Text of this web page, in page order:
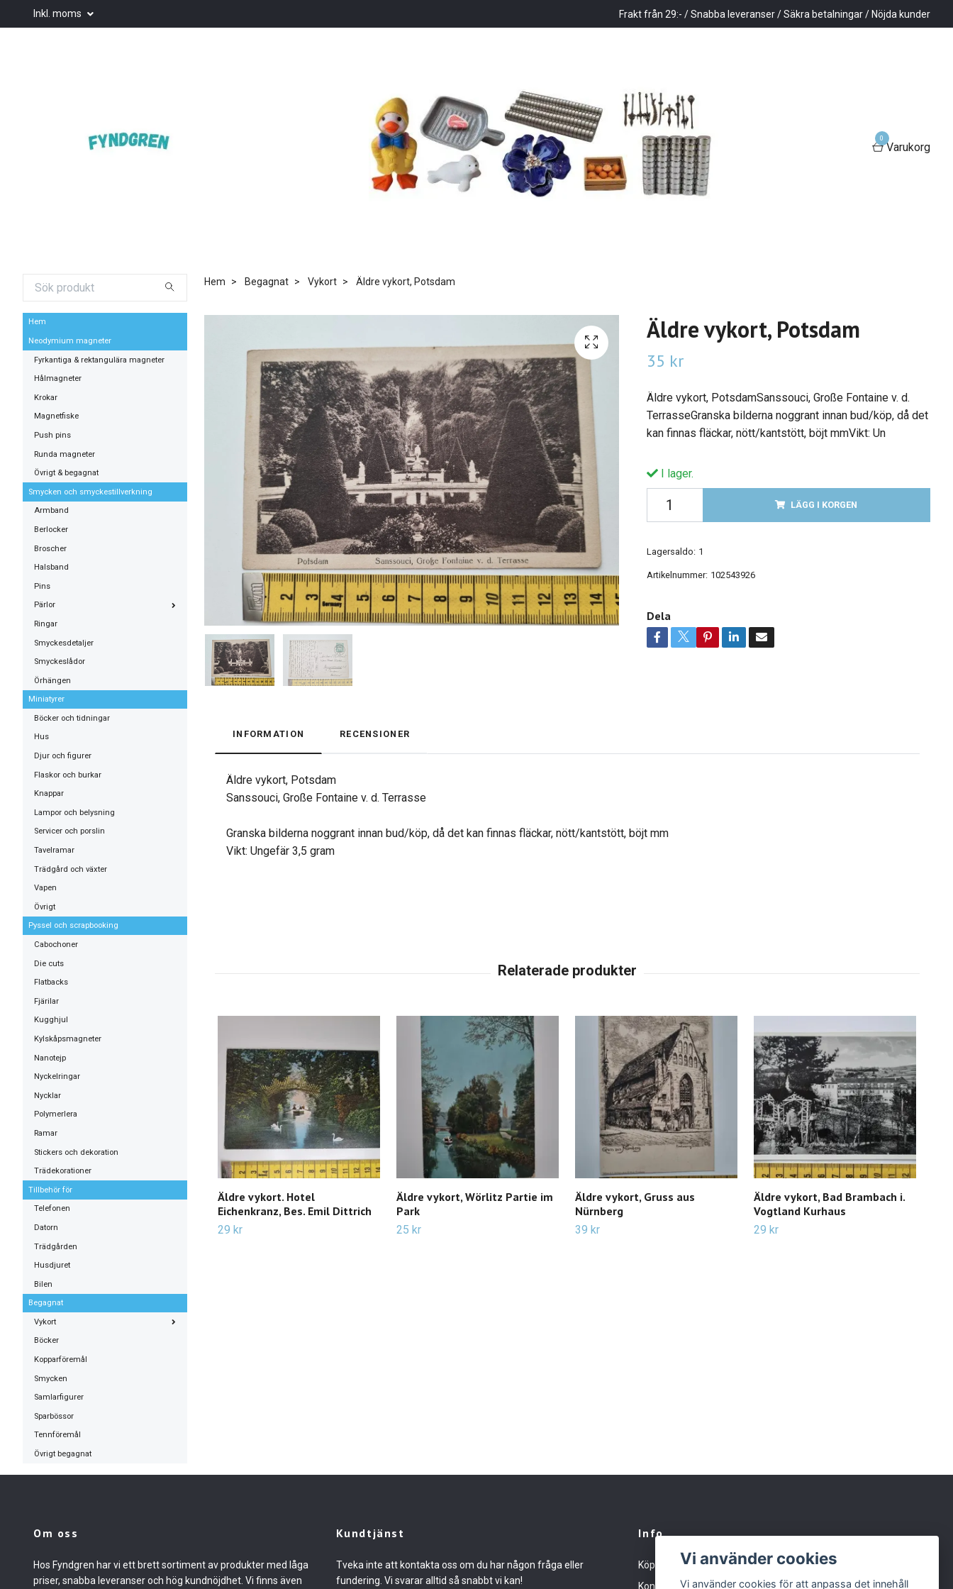
Inkl. moms Frakt från 29:- / Snabba leveranser / Säkra betalningar / Nöjda kunder
0
Varukorg
Hem
Neodymium magneter
Fyrkantiga & rektangulära magneter
Hålmagneter
Krokar
Magnetfiske
Push pins
Runda magneter
Övrigt & begagnat
Smycken och smyckestillverkning
Armband
Berlocker
Broscher
Halsband
Pins
Pärlor
Ringar
Smyckesdetaljer
Smyckeslådor
Örhängen
Miniatyrer
Böcker och tidningar
Hus
Djur och figurer
Flaskor och burkar
Knappar
Lampor och belysning
Servicer och porslin
Tavelramar
Trädgård och växter
Vapen
Övrigt
Pyssel och scrapbooking
Cabochoner
Die cuts
Flatbacks
Fjärilar
Kugghjul
Kylskåpsmagneter
Nanotejp
Nyckelringar
Nycklar
Polymerlera
Ramar
Stickers och dekoration
Trädekorationer
Tillbehör för
Telefonen
Datorn
Trädgården
Husdjuret
Bilen
Begagnat
Vykort
Böcker
Kopparföremål
Smycken
Samlarfigurer
Sparbössor
Tennföremål
Övrigt begagnat
Hem Begagnat Vykort Äldre vykort, Potsdam
Äldre vykort, Potsdam
35 kr
Äldre vykort, PotsdamSanssouci, Große Fontaine v. d.
TerrasseGranska bilderna noggrant innan bud/köp, då det
kan finnas fläckar, nött/kantstött, böjt mmVikt: Un
I lager.
LÄGG I KORGEN
Lagersaldo: 1
Artikelnummer: 102543926
Dela
INFORMATION RECENSIONER
Äldre vykort, Potsdam
Sanssouci, Große Fontaine v. d. Terrasse
Granska bilderna noggrant innan bud/köp, då det kan finnas fläckar, nött/kantstött, böjt mm
Vikt: Ungefär 3,5 gram
Äldre vykort. Hotel
Eichenkranz, Bes. Emil Dittrich
29 kr
Äldre vykort, Wörlitz Partie im
Park
25 kr
Äldre vykort, Gruss aus
Nürnberg
39 kr
Äldre vykort, Bad Brambach i.
Vogtland Kurhaus
29 kr
Om oss
Hos Fyndgren har vi ett brett sortiment av produkter med låga
priser, snabba leveranser och hög kundnöjdhet. Vi finns även
Kundtjänst
Tveka inte att kontakta oss om du har någon fråga eller
fundering. Vi svarar alltid så snabbt vi kan!
Info
Köpvillkor
Kontakt
Vi använder cookies
Vi använder cookies för att anpassa det innehåll